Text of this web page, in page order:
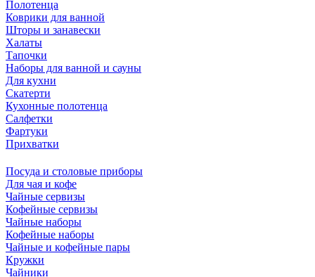
Полотенца
Коврики для ванной
Шторы и занавески
Халаты
Тапочки
Наборы для ванной и сауны
Для кухни
Скатерти
Кухонные полотенца
Салфетки
Фартуки
Прихватки
Посуда и столовые приборы
Для чая и кофе
Чайные сервизы
Кофейные сервизы
Чайные наборы
Кофейные наборы
Чайные и кофейные пары
Кружки
Чайники